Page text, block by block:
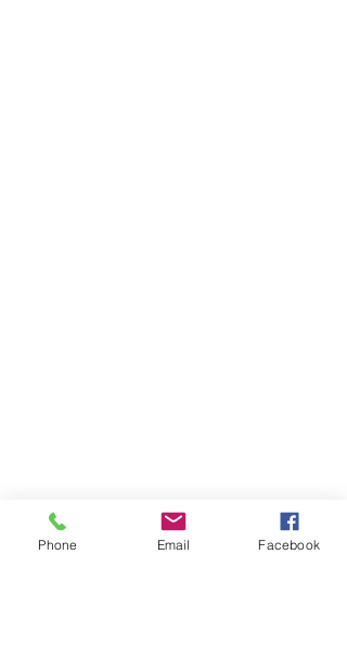
Phone Email Facebook